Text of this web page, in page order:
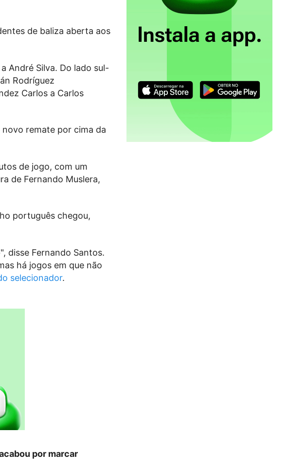
de baliza aberta aos
André Silva. Do lado sul-
Rodríguez
Carlos a Carlos
remate por cima da
de jogo, com um
de Fernando Muslera,
português chegou,
disse Fernando Santos.
há jogos em que não
selecionador.
por marcar